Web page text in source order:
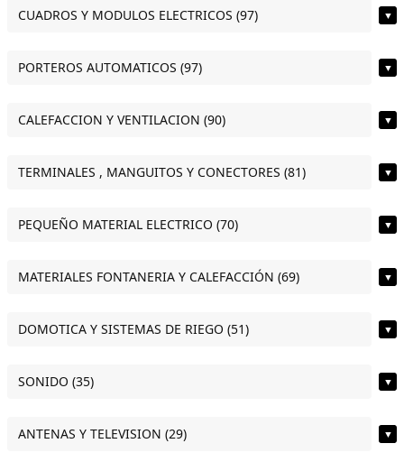
CUADROS Y MODULOS ELECTRICOS (97) ▼
PORTEROS AUTOMATICOS (97) ▼
CALEFACCION Y VENTILACION (90) ▼
TERMINALES , MANGUITOS Y CONECTORES (81) ▼
PEQUEÑO MATERIAL ELECTRICO (70) ▼
MATERIALES FONTANERIA Y CALEFACCIÓN (69) ▼
DOMOTICA Y SISTEMAS DE RIEGO (51) ▼
SONIDO (35) ▼
ANTENAS Y TELEVISION (29) ▼